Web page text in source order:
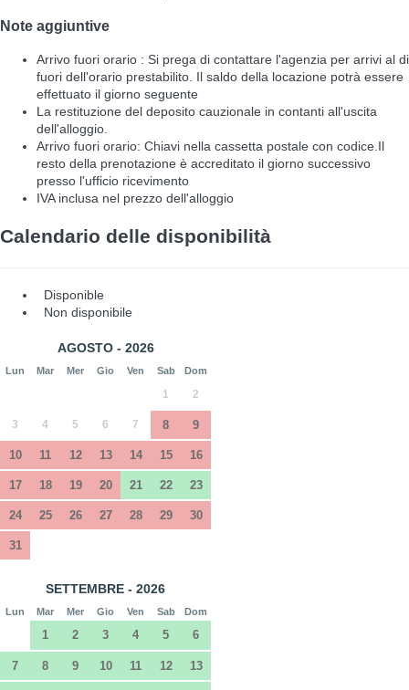
Note aggiuntive
Arrivo fuori orario : Si prega di contattare l'agenzia per arrivi al di
fuori dell'orario prestabilito. Il saldo della locazione potrà essere
effettuato il giorno seguente
La restituzione del deposito cauzionale in contanti all'uscita
dell'alloggio.
Arrivo fuori orario: Chiavi nella cassetta postale con codice.Il
resto della prenotazione è accreditato il giorno successivo
presso l'ufficio ricevimento
IVA inclusa nel prezzo dell'alloggio
Calendario delle disponibilità
Disponible
Non disponibile
AGOSTO - 2026
Lun Mar Mer Gio Ven Sab Dom
1 2
3 4 5 6 7 8 9
10 11 12 13 14 15 16
17 18 19 20 21 22 23
24 25 26 27 28 29 30
31
SETTEMBRE - 2026
Lun Mar Mer Gio Ven Sab Dom
1 2 3 4 5 6
7 8 9 10 11 12 13